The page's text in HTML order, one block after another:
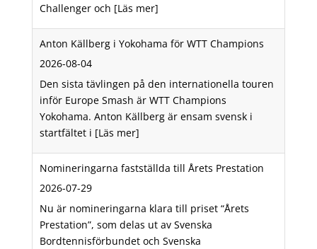
Challenger och [Läs mer]
Anton Källberg i Yokohama för WTT Champions
2026-08-04
Den sista tävlingen på den internationella touren
inför Europe Smash är WTT Champions
Yokohama. Anton Källberg är ensam svensk i
startfältet i [Läs mer]
Nomineringarna fastställda till Årets Prestation
2026-07-29
Nu är nomineringarna klara till priset “Årets
Prestation”, som delas ut av Svenska
Bordtennisförbundet och Svenska